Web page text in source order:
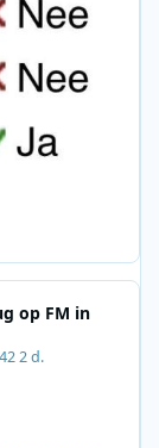
op FM in
2 d.